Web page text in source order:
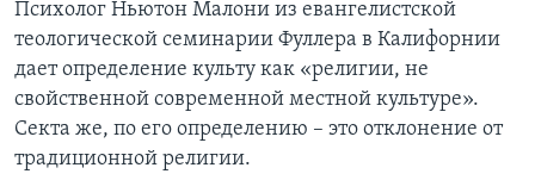
Психолог Ньютон Малони из евангелистской
теологической семинарии Фуллера в Калифорнии
дает определение культу как «религии, не
свойственной современной местной культуре».
Секта же, по его определению – это отклонение от
традиционной религии.